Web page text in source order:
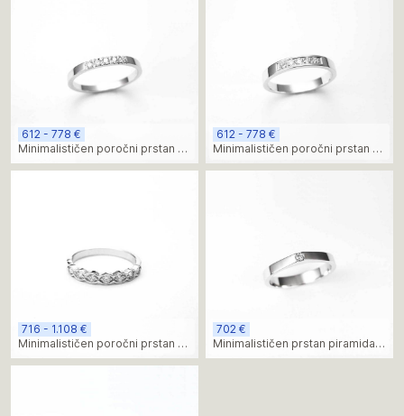
612 - 778 €
Minimalističen poročni prstan s
petimi diamanti brez roba
612 - 778 €
Minimalističen poročni prstan z
robom in petimi diamanti
716 - 1.108 €
Minimalističen poročni prstan z
obliko listov iz belega zlata,
702 €
Minimalističen prstan piramida z
diamantom